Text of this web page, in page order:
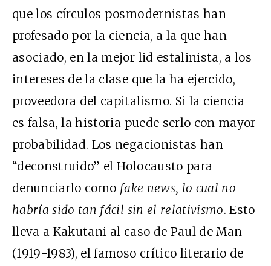
que los círculos posmodernistas han
profesado por la ciencia, a la que han
asociado, en la mejor lid estalinista, a los
intereses de la clase que la ha ejercido,
proveedora del capitalismo. Si la ciencia
es falsa, la historia puede serlo con mayor
probabilidad. Los negacionistas han
“deconstruido” el Holocausto para
denunciarlo como fake news, lo cual no
habría sido tan fácil sin el relativismo. Esto
lleva a Kakutani al caso de Paul de Man
(1919-1983), el famoso crítico literario de